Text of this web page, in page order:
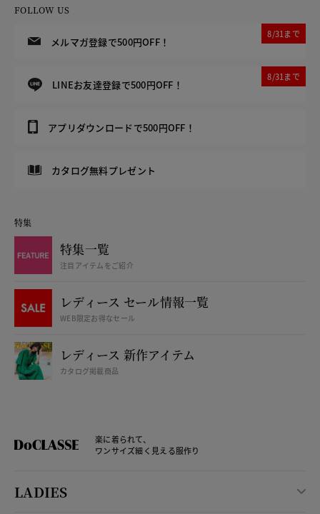
FOLLOW US
メルマガ登録で500円OFF！
8/31まで
LINEお友達登録で500円OFF！
8/31まで
アプリダウンロードで500円OFF！
カタログ無料プレゼント
特集
特集一覧
注目アイテムをご紹介
レディース セール情報一覧
WEB限定お得なセール
レディース 新作アイテム
カタログ掲載商品
楽に着られて、
ワンサイズ細く見える服作り
LADIES